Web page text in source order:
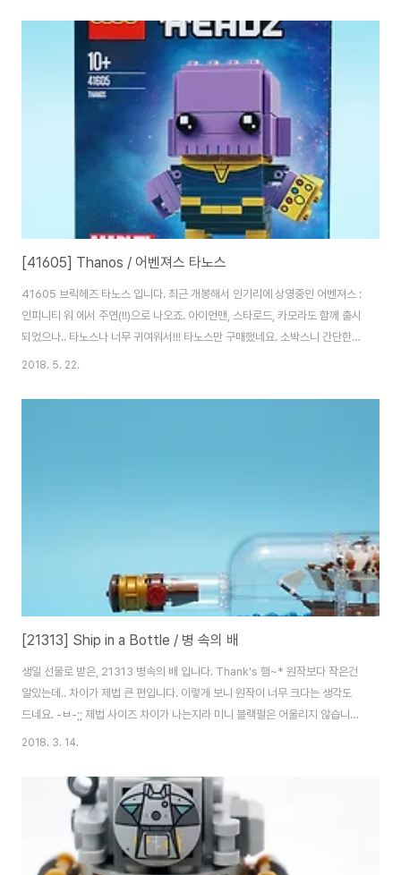
[41605] Thanos / 어벤져스 타노스
41605 브릭헤즈 타노스 입니다. 최근 개봉해서 인기리에 상영중인 어벤져스 :
인피니티 워 에서 주연(!!)으로 나오죠. 아이언맨, 스타로드, 카모라도 함께 출시
되었으나.. 타노스나 너무 귀여워서!!! 타노스만 구매했네요. 소박스니 간단한
구성. 자, 시작해 봅시다. 오, 조금 다른 조립방식이 나오네요. 팔을 살짝 안쪽으
실 브릭헤즈에 스티커 쓰면 정말 퀄리티 너무 떨어져요. 타노스다보니 보라색
2018. 5. 22.
[21313] Ship in a Bottle / 병 속의 배
생일 선물로 받은, 21313 병속의 배 입니다. Thank's 햄~* 원작보다 작은건
알았는데.. 차이가 제법 큰 편입니다. 이렇게 보니 원작이 너무 크다는 생각도
드네요. -ㅂ-;; 제법 사이즈 차이가 나는지라 미니 블랙펄은 어울리지 않습니
다. 두 배를 함께 넣어 보았는데, 1. 공간상 넣기도 힘들고 2. 돛대의 높이 조절
으로는 비추네요. 그냥 단독이 가장 예뻐요. ^^ 빈약한(?) 바다 표현은 개인적
으로 이 제품에서 꼽는 유일한 단점입니다. 이왕 넣어주는거 두배 정도로만 넣
어줬어도 훨씬 나은 모습을 보였을 것 같은데요. 벌크가 있으신 분들은 꼭 보강
하시길 권장합니다. 많은 변형 창작물이 나올 것으로 예상되는 21313 병속..
2018. 3. 14.